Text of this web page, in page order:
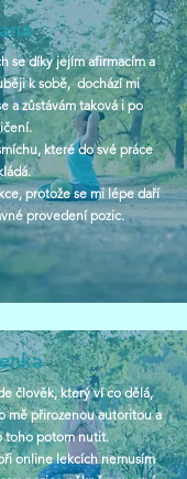
se díky jejím afirmacím a
k sobě, dochází mi
a zůstávám taková i po
které do své práce
protože se mi lépe daří
provedení pozic.
člověk, který ví co dělá,
mě přirozenou autoritou a
toho potom nutit.
online lekcích nemusím